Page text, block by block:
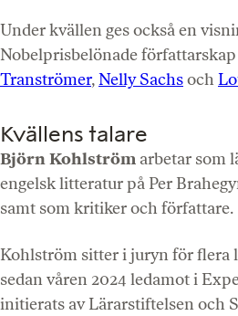
Under kvällen ges också en
Nobelprisbelönade författarskap
Tranströmer,Nelly Sachsoch
Kvällens talare
Björn Kohlström arbetar som
engelsk litteratur på Per
samt som kritiker och författare.
Kohlström sitter i juryn för flera
sedan våren 2024 ledamot i
initierats av Lärarstiftelsen och